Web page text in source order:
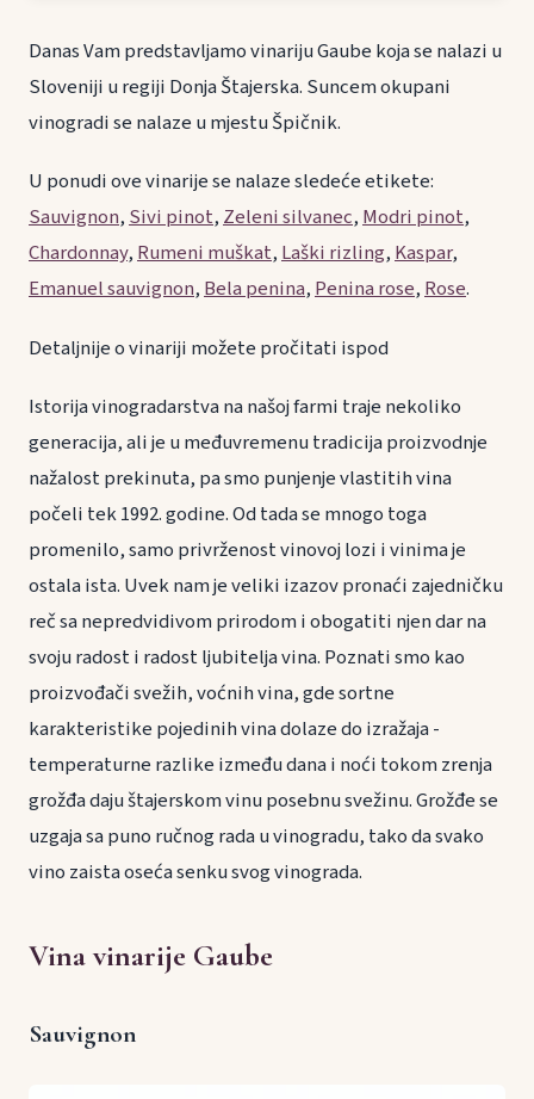
Danas Vam predstavljamo vinariju Gaube koja se nalazi u
Sloveniji u regiji Donja Štajerska. Suncem okupani
vinogradi se nalaze u mjestu Špičnik.
U ponudi ove vinarije se nalaze sledeće etikete:
Sauvignon,Sivi pinot,Zeleni silvanec,Modri pinot,
Chardonnay,Rumeni muškat,Laški rizling,Kaspar,
Emanuel sauvignon,Bela penina,Penina rose,Rose.
Detaljnije o vinariji možete pročitati ispod
Istorija vinogradarstva na našoj farmi traje nekoliko
generacija, ali je u međuvremenu tradicija proizvodnje
nažalost prekinuta, pa smo punjenje vlastitih vina
počeli tek 1992. godine. Od tada se mnogo toga
promenilo, samo privrženost vinovoj lozi i vinima je
ostala ista. Uvek nam je veliki izazov pronaći zajedničku
reč sa nepredvidivom prirodom i obogatiti njen dar na
svoju radost i radost ljubitelja vina. Poznati smo kao
proizvođači svežih, voćnih vina, gde sortne
karakteristike pojedinih vina dolaze do izražaja -
temperaturne razlike između dana i noći tokom zrenja
grožđa daju štajerskom vinu posebnu svežinu. Grožđe se
uzgaja sa puno ručnog rada u vinogradu, tako da svako
vino zaista oseća senku svog vinograda.
Vina vinarije Gaube
Sauvignon